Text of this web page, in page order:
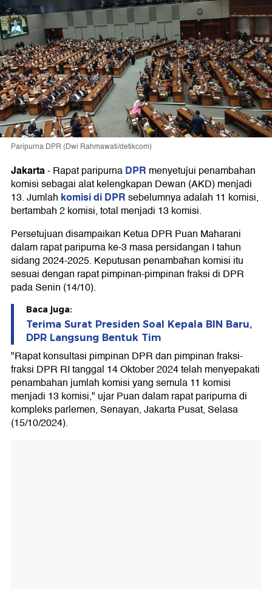
Paripurna DPR (Dwi Rahmawati/detikcom)
Jakarta-Rapat paripurnaDPR menyetujui penambahan
komisi sebagai alat kelengkapan Dewan (AKD) menjadi
13. Jumlah komisi di DPRsebelumnya adalah 11 komisi,
bertambah 2 komisi, total menjadi 13 komisi.
Persetujuan disampaikan Ketua DPR Puan Maharani
dalam rapat paripurna ke-3 masa persidangan I tahun
sidang 2024-2025. Keputusan penambahan komisi itu
sesuai dengan rapat pimpinan-pimpinan fraksi di DPR
pada Senin (14/10).
Baca juga:
Terima Surat Presiden Soal Kepala BIN Baru,
DPR Langsung Bentuk Tim
"Rapat konsultasi pimpinan DPR dan pimpinan fraksi-
fraksi DPR RI tanggal 14 Oktober 2024 telah menyepakati
penambahan jumlah komisi yang semula 11 komisi
menjadi 13 komisi," ujar Puan dalam rapat paripurna di
kompleks parlemen, Senayan, Jakarta Pusat, Selasa
(15/10/2024).